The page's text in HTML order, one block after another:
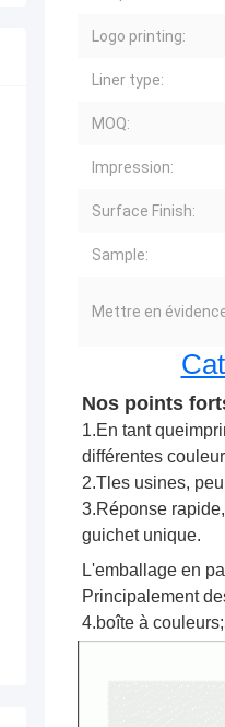
Logo printing:
Liner type:
MOQ:
Impression:
Surface Finish:
Sample:
Mettre en
Nos points
1.En tant que
différentes
2.T les usines,
3.Réponse
guichet unique.
L'emballage en
Principalement
4.boîte à